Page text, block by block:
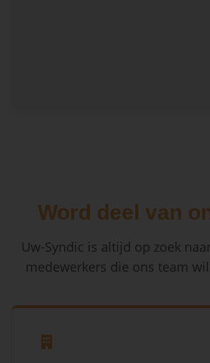
Word deel van
Uw-Syndic is altijd op zoek
medewerkers die ons team